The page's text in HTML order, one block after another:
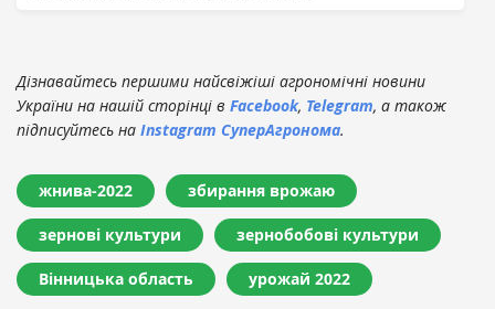
Дізнавайтесь першими найсвіжіші агрономічні новини
України на нашій сторінці в Facebook, Telegram, а також
підписуйтесь на Instagram СуперАгронома.
жнива-2022 збирання врожаю
зернові культури зернобобові культури
Вінницька область урожай 2022